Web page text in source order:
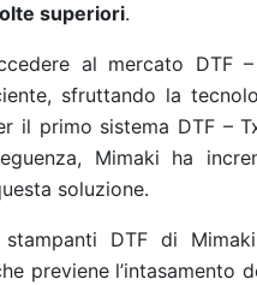
superiori.
al mercato
sfruttando la
il primo sistema DTF –
Mimaki ha
soluzione.
stampanti DTF di
previene l’intasamento